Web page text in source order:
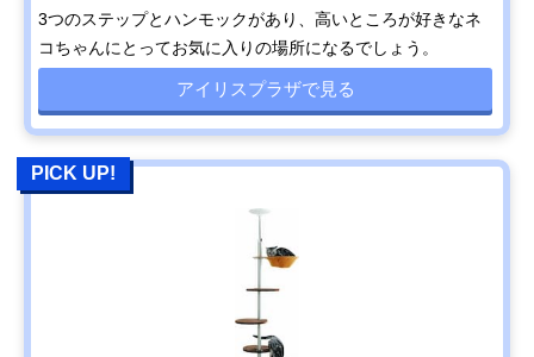
3つのステップとハンモックがあり、高いところが好きなネ
コちゃんにとってお気に入りの場所になるでしょう。
アイリスプラザで見る
PICK UP!